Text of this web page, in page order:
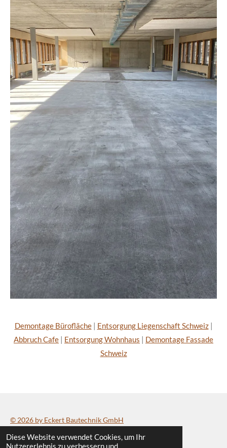
Diese Website verwendet Cookies, um Ihr
Nutzererlebnis zu verbessern und
Demontage Bürofläche| Entsorgung Liegenschaft Schweiz|
Abbruch Cafe | Entsorgung Wohnhaus | Demontage Fassade
Schweiz
© 2026 by Eckert Bautechnik GmbH
Datenschutzerklärung